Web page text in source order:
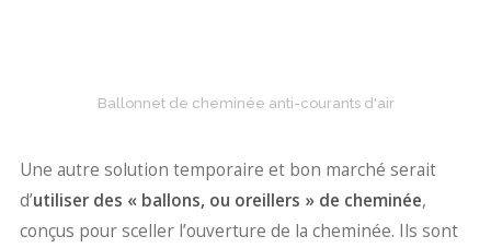
Ballonnet de cheminée anti-courants d'air
Une autre solution temporaire et bon marché serait
d’utiliser des « ballons, ou oreillers » de cheminée,
conçus pour sceller l’ouverture de la cheminée. Ils sont